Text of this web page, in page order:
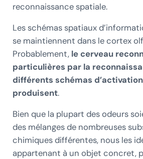
reconnaissance spatiale.
Les schémas spatiaux
se maintiennent dans le cortex
Probablement, le cerveau
particulières par la
différents schémas
produisent.
Bien que la plupart des odeurs
des mélanges de nombreuses
chimiques différentes, nous les
appartenant à un objet concret,